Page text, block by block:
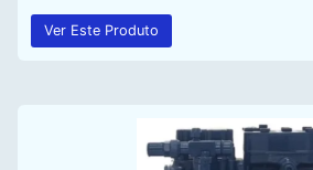
Ver Este Produto